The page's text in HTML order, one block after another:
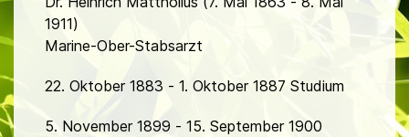
1911)
Marine-Ober-Stabsarzt
22. Oktober 1883 - 1. Oktober 1887 Studium
5. November 1899 - 15. September 1900